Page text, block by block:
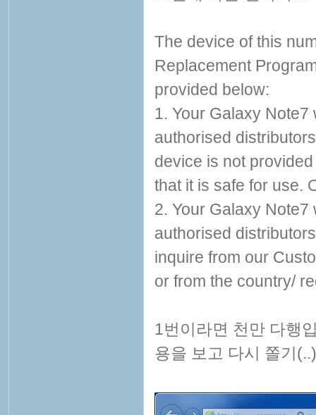
The device of this
Replacement
provided below:
1. Your Galaxy
authorised
device is not
that it is safe for use.
2. Your Galaxy
authorised
inquire from our
or from the country/
1번이라면 천만 다행
용을 보고 다시 쫄기